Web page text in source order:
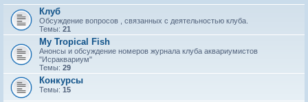
с
Клуб
Обсуждение вопросов , связанных с деятельностью клуба.
Темы: 21
My Tropical Fish
Анонсы и обсуждение номеров журнала клуба аквариумистов
"Исраквариум"
Темы: 29
Конкурсы
Темы: 15